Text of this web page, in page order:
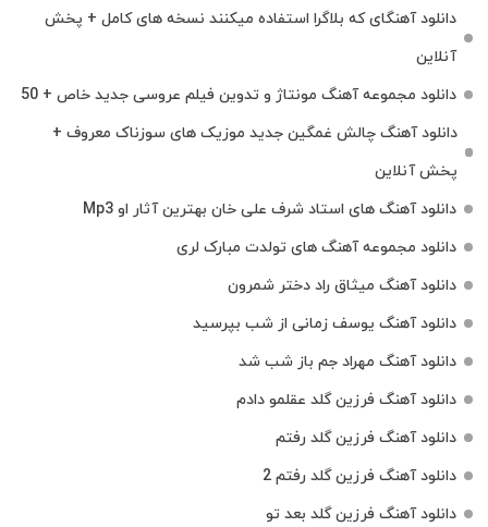
دانلود آهنگای که بلاگرا استفاده میکنند نسخه های کامل + پخش
آنلاین
دانلود مجموعه آهنگ مونتاژ و تدوین فیلم عروسی جدید خاص + 50
دانلود آهنگ چالش غمگین جدید موزیک های سوزناک معروف +
پخش آنلاین
دانلود آهنگ های استاد شرف علی خان بهترین آثار او Mp3
دانلود مجموعه آهنگ های تولدت مبارک لری
دانلود آهنگ میثاق راد دختر شمرون
دانلود آهنگ یوسف زمانی از شب بپرسید
دانلود آهنگ مهراد جم باز شب شد
دانلود آهنگ فرزین گلد عقلمو دادم
دانلود آهنگ فرزین گلد رفتم
دانلود آهنگ فرزین گلد رفتم 2
دانلود آهنگ فرزین گلد بعد تو